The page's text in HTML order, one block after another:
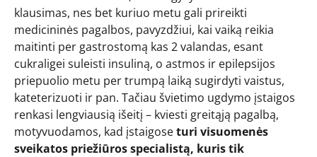
klausimas, nes bet kuriuo metu gali prireikti
medicininės pagalbos, pavyzdžiui, kai vaiką reikia
maitinti per gastrostomą kas 2 valandas, esant
cukraligei suleisti insuliną, o astmos ir epilepsijos
priepuolio metu per trumpą laiką sugirdyti vaistus,
kateterizuoti ir pan. Tačiau švietimo ugdymo įstaigos
renkasi lengviausią išeitį – kviesti greitąją pagalbą,
motyvuodamos, kad įstaigoseturi visuomenės
sveikatos priežiūros specialistą, kuris tik